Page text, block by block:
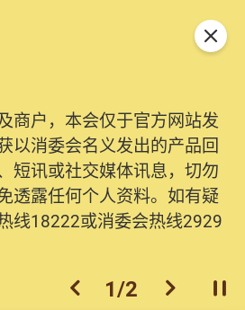
商户，本会仅于官方网站发
以消委会名义发出的产品回
短讯或社交媒体讯息，切勿
透露任何个人资料。如有疑
线18222或消委会热线2929
上一个
1/2 下一个开
关闭